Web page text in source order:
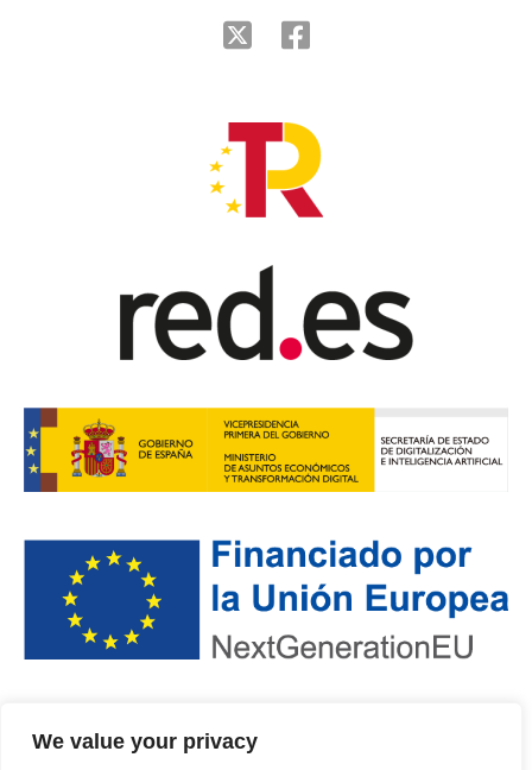
We value your privacy
POLÍTICA DE PRIVACIDAD
POLÍTICA DE COOKIES